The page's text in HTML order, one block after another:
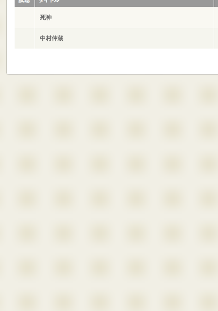
死神
中村仲蔵